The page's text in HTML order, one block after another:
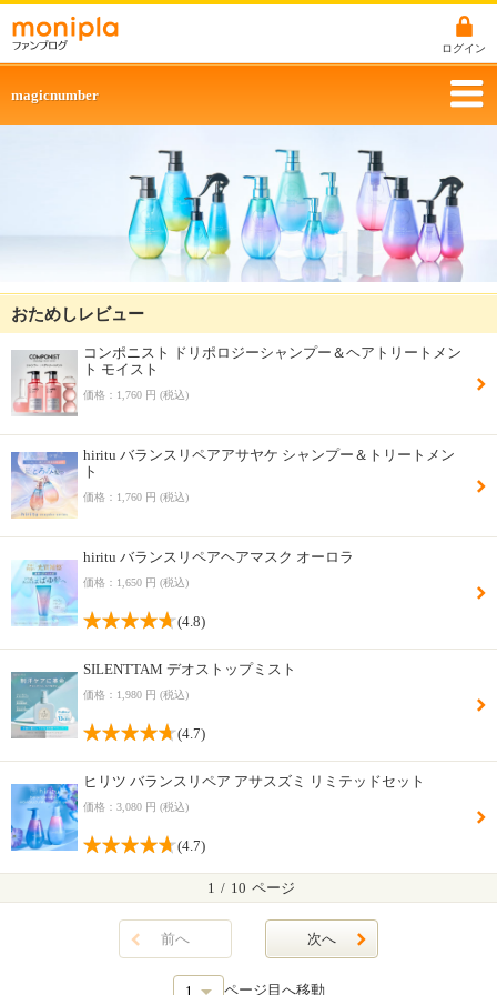
ログイン
magicnumber
おためしレビュー
コンポニスト ドリポロジーシャンプー＆ヘアトリートメン
ト モイスト
価格：1,760 円 (税込)
hiritu バランスリペアアサヤケ シャンプー＆トリートメン
ト
価格：1,760 円 (税込)
hiritu バランスリペアヘアマスク オーロラ
価格：1,650 円 (税込)
(4.8)
SILENTTAM デオストップミスト
価格：1,980 円 (税込)
(4.7)
ヒリツ バランスリペア アサスズミ リミテッドセット
価格：3,080 円 (税込)
(4.7)
1 / 10 ページ
前へ 次へ
ページ目へ移動